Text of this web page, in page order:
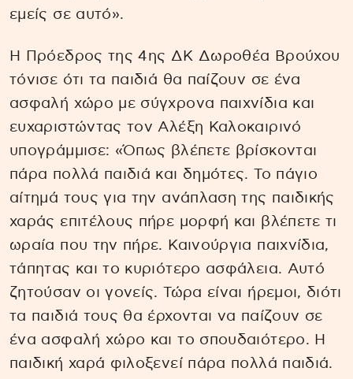
εμείς σε αυτό».
Η Πρόεδρος της 4ης ΔΚ Δωροθέα Βρούχου
τόνισε ότι τα παιδιά θα παίζουν σε ένα
ασφαλή χώρο με σύγχρονα παιχνίδια και
ευχαριστώντας τον Αλέξη Καλοκαιρινό
υπογράμμισε: «Όπως βλέπετε βρίσκονται
πάρα πολλά παιδιά και δημότες. Το πάγιο
αίτημά τους για την ανάπλαση της παιδικής
χαράς επιτέλους πήρε μορφή και βλέπετε τι
ωραία που την πήρε. Καινούργια παιχνίδια,
τάπητας και το κυριότερο ασφάλεια. Αυτό
ζητούσαν οι γονείς. Τώρα είναι ήρεμοι, διότι
τα παιδιά τους θα έρχονται να παίζουν σε
ένα ασφαλή χώρο και το σπουδαιότερο. Η
παιδική χαρά φιλοξενεί πάρα πολλά παιδιά.